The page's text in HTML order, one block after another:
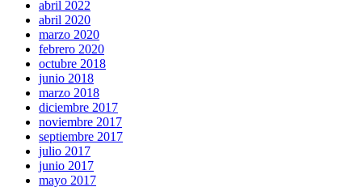
abril 2022
abril 2020
marzo 2020
febrero 2020
octubre 2018
junio 2018
marzo 2018
diciembre 2017
noviembre 2017
septiembre 2017
julio 2017
junio 2017
mayo 2017